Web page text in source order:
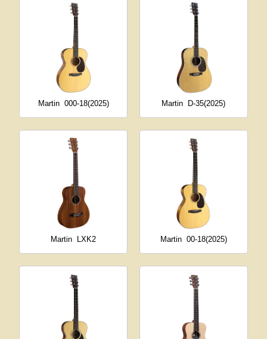
Martin 000-18(2025) Martin D-35(2025)
Martin LXK2 Martin 00-18(2025)